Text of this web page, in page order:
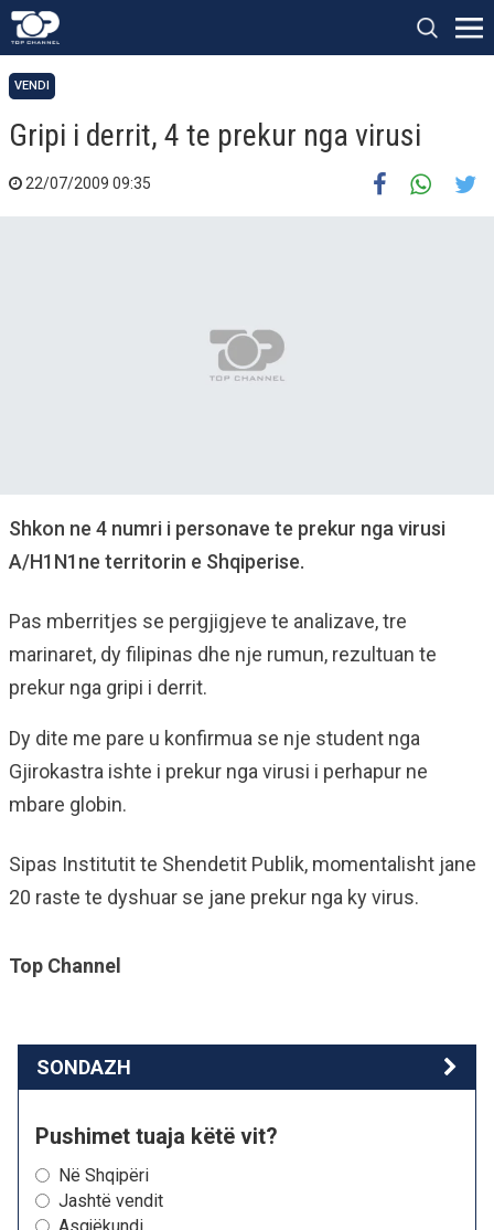
VENDI
Gripi i derrit, 4 te prekur nga virusi
22/07/2009 09:35
Shkon ne 4 numri i personave te prekur nga virusi
A/H1N1ne territorin e Shqiperise.
Pas mberritjes se pergjigjeve te analizave, tre
marinaret, dy filipinas dhe nje rumun, rezultuan te
prekur nga gripi i derrit.
Dy dite me pare u konfirmua se nje student nga
Gjirokastra ishte i prekur nga virusi i perhapur ne
mbare globin.
Sipas Institutit te Shendetit Publik, momentalisht jane
20 raste te dyshuar se jane prekur nga ky virus.
Top Channel
SONDAZH
Pushimet tuaja këtë vit?
Në Shqipëri
Jashtë vendit